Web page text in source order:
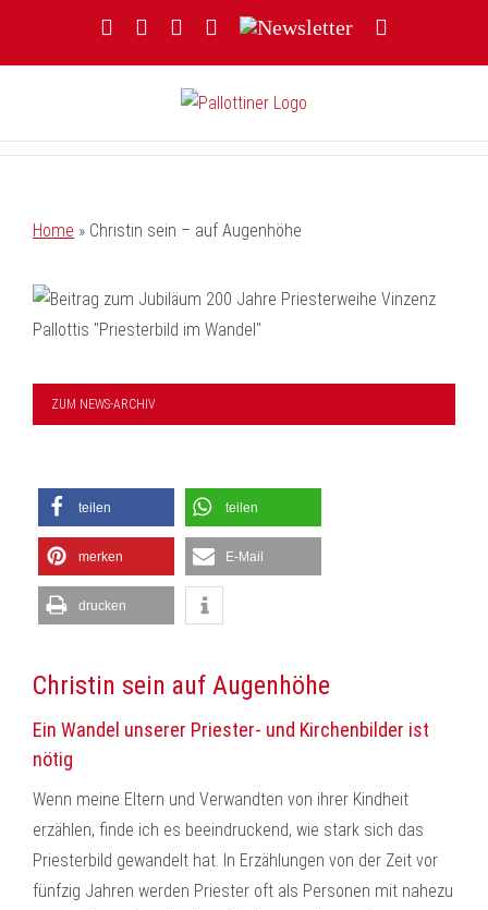
FacebookYouTubeInstagram
Threads
Newsletter
Home » Christin sein – auf Augenhöhe
ZUM NEWS-ARCHIV
teilen teilen
merken E-Mail
drucken
Christin sein auf Augenhöhe
Ein Wandel unserer Priester- und Kirchenbilder ist
nötig
Wenn meine Eltern und Verwandten von ihrer Kindheit
erzählen, finde ich es beeindruckend, wie stark sich das
Priesterbild gewandelt hat. In Erzählungen von der Zeit vor
fünfzig Jahren werden Priester oft als Personen mit nahezu